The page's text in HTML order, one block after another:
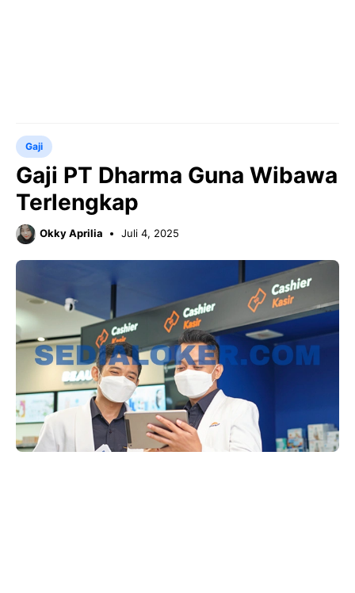
Gaji
Gaji PT Dharma Guna Wibawa
Terlengkap
Okky Aprilia Juli 4, 2025